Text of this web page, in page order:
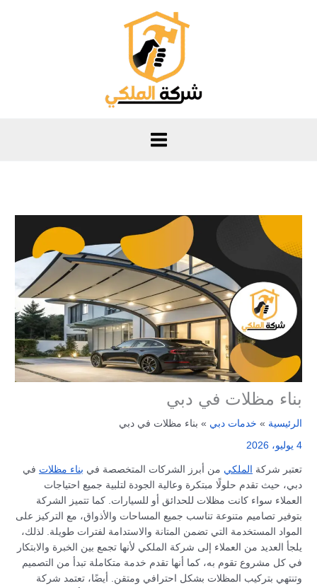
بناء مظلات في دبي
الرئيسية خدمات دبي بناء مظلات في دبي
4 يوليو، 2026
تعتبر شركة الملكي من أبرز الشركات المتخصصة في بناء مظلات في
دبي، حيث تقدم حلولًا مبتكرة وعالية الجودة لتلبية جميع احتياجات
العملاء سواء كانت مظلات للحدائق أو للسيارات. كما تتميز الشركة
بتوفير تصاميم متنوعة تناسب جميع المساحات والأذواق، مع التركيز على
المواد المستخدمة التي تضمن المتانة والاستدامة لفترات طويلة. لذلك،
يلجأ العديد من العملاء إلى شركة الملكي لأنها تجمع بين الخبرة والابتكار
في كل مشروع تقوم به، كما أنها تقدم خدمة متكاملة تبدأ من التصميم
وتنتهي بتركيب المظلات بشكل احترافي ومتقن. أيضًا، تعتمد شركة